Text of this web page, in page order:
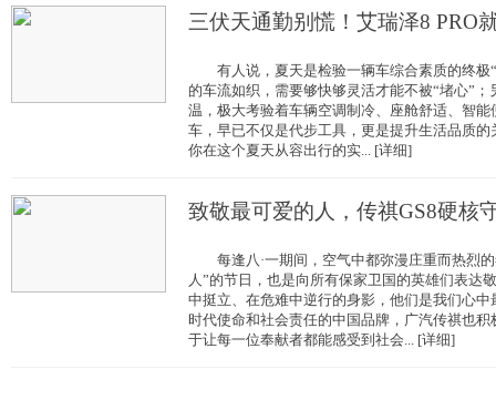
三伏天通勤别慌！艾瑞泽8 PRO
有人说，夏天是检验一辆车综合素质的终极“
的车流如织，需要够快够灵活才能不被“堵心”
温，极大考验着车辆空调制冷、座舱舒适、智
车，早已不仅是代步工具，更是提升生活品质的
你在这个夏天从容出行的实... [详细]
致敬最可爱的人，传祺GS8硬核
每逢八·一期间，空气中都弥漫庄重而热烈的
人”的节日，也是向所有保家卫国的英雄们表达
中挺立、在危难中逆行的身影，他们是我们
时代使命和社会责任的中国品牌，广汽传祺也
于让每一位奉献者都能感受到社会... [详细]